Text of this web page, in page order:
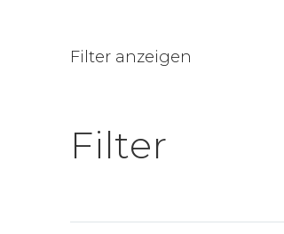
Filter anzeigen
Filter